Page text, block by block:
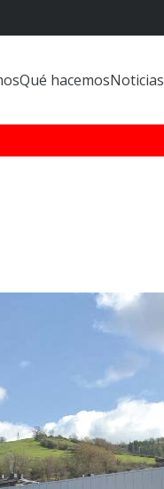
Qué hacemosNoticias